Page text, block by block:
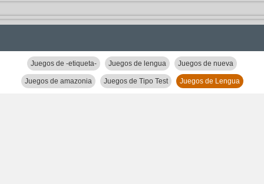
Juegos de -etiqueta- Juegos de lengua Juegos de nueva
Juegos de amazonia Juegos de Tipo Test Juegos de Lengua